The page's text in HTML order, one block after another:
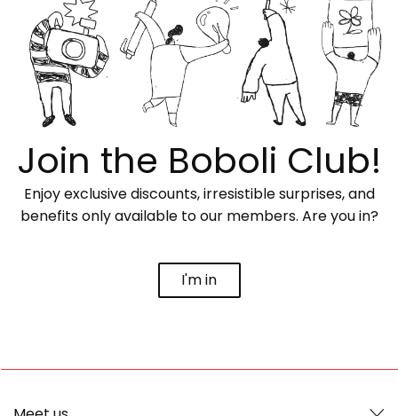
Join the Boboli Club!
Enjoy exclusive discounts, irresistible surprises, and
benefits only available to our members. Are you in?
I'm in